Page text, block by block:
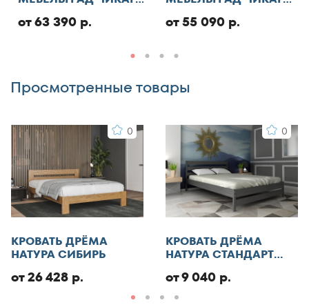
130x186
130x190
140x185
140x190
140x195
140x200
140x210
145x200
150x185
150x186
Добавить отзыв
от 63 390 р. от 55 090 р.
Просмотренные товары
0
КРОВАТЬ ДРЁМА
НАТУРА СИБИРЬ
от 26 428 р.
0
КРОВАТЬ ДРЁМА
НАТУРА СТАНДАРТ
от 9 040 р.